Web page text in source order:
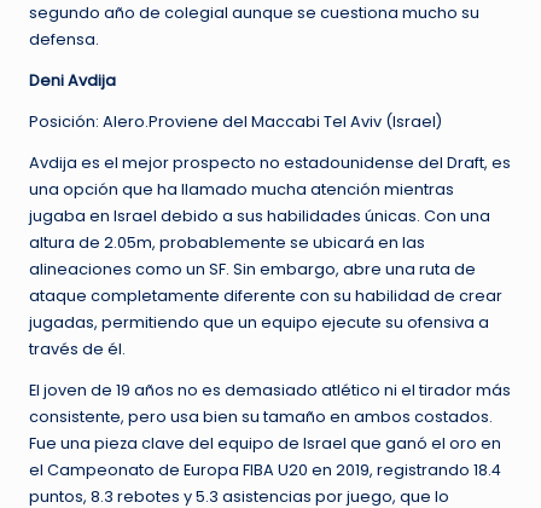
segundo año de colegial aunque se cuestiona mucho su
defensa.
Deni Avdija
Posición: Alero.Proviene del Maccabi Tel Aviv (Israel)
Avdija es el mejor prospecto no estadounidense del Draft, es
una opción que ha llamado mucha atención mientras
jugaba en Israel debido a sus habilidades únicas. Con una
altura de 2.05m, probablemente se ubicará en las
alineaciones como un SF. Sin embargo, abre una ruta de
ataque completamente diferente con su habilidad de crear
jugadas, permitiendo que un equipo ejecute su ofensiva a
través de él.
El joven de 19 años no es demasiado atlético ni el tirador más
consistente, pero usa bien su tamaño en ambos costados.
Fue una pieza clave del equipo de Israel que ganó el oro en
el Campeonato de Europa FIBA ​​U20 en 2019, registrando 18.4
puntos, 8.3 rebotes y 5.3 asistencias por juego, que lo